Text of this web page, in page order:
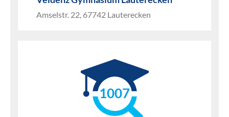
Amselstr. 22, 67742 Lauterecken
1007